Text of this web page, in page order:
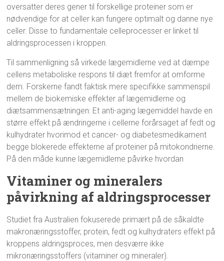
oversatter deres gener til forskellige proteiner som er
nødvendige for at celler kan fungere optimalt og danne nye
celler. Disse to fundamentale celleprocesser er linket til
aldringsprocessen i kroppen.
Til sammenligning så virkede lægemidlerne ved at dæmpe
cellens metaboliske respons til diæt fremfor at omforme
dem. Forskerne fandt faktisk mere specifikke sammenspil
mellem de biokemiske effekter af lægemidlerne og
diætsammensætningen: Et anti-aging lægemiddel havde en
større effekt på ændringerne i cellerne forårsaget af fedt og
kulhydrater hvorimod et cancer- og diabetesmedikament
begge blokerede effekterne af proteiner på mitokondrierne.
På den måde kunne lægemidlerne påvirke hvordan
Vitaminer og mineralers
påvirkning af aldringsprocesser
Studiet fra Australien fokuserede primært på de såkaldte
makronæringsstoffer, protein, fedt og kulhydraters effekt på
kroppens aldringsproces, men desværre ikke
mikronæringsstoffers (vitaminer og mineraler).